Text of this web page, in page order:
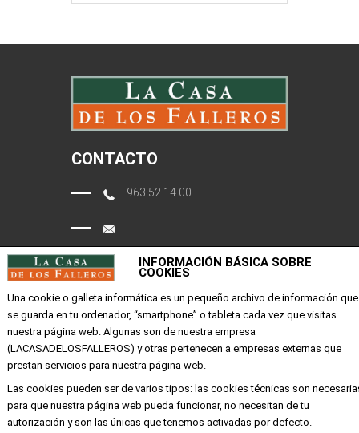
CONTACTO
963 52 14 00
tienda@lacasadelosfalleros.com
46001 Valencia
EMPRESA
Mi cuenta
Aviso legal
INFORMACIÓN BÁSICA SOBRE
COOKIES
Una cookie o galleta informática es un pequeño archivo de información que
se guarda en tu ordenador, “smartphone” o tableta cada vez que visitas
nuestra página web. Algunas son de nuestra empresa
(LACASADELOSFALLEROS) y otras pertenecen a empresas externas que
prestan servicios para nuestra página web.
Las cookies pueden ser de varios tipos: las cookies técnicas son
para que nuestra página web pueda funcionar, no necesitan de tu
autorización y son las únicas que tenemos activadas por defecto.